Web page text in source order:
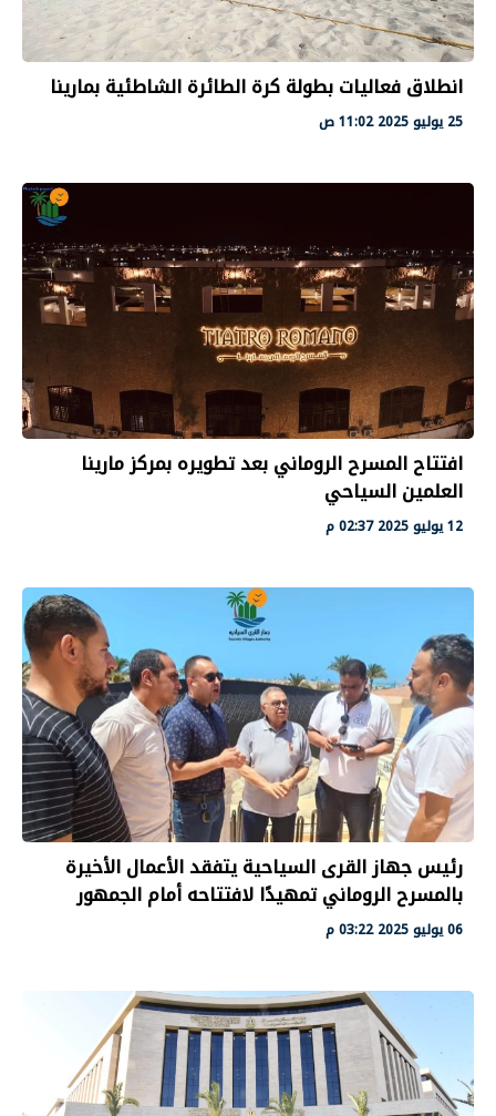
انطلاق فعاليات بطولة كرة الطائرة الشاطئية بمارينا
25 يوليو 2025 11:02 ص
افتتاح المسرح الروماني بعد تطويره بمركز مارينا
العلمين السياحي
12 يوليو 2025 02:37 م
رئيس جهاز القرى السياحية يتفقد الأعمال الأخيرة
بالمسرح الروماني تمهيدًا لافتتاحه أمام الجمهور
06 يوليو 2025 03:22 م